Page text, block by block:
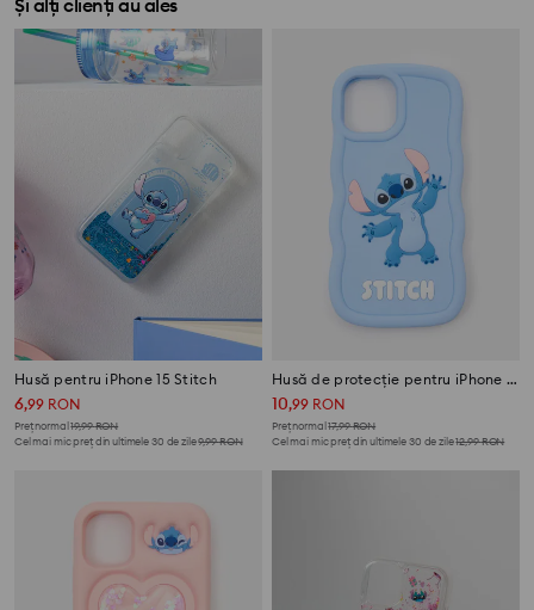
Și alți clienți au ales
Husă pentru iPhone 15 Stitch
6,99 RON
Preț normal19,99RON
Cel mai mic preț din ultimele 30 de zile9,99RON
Husă de protecție pentru iPhone 11/XR Stitch
10,99 RON
Preț normal17,99RON
Cel mai mic preț din ultimele 30 de zile12,99RON